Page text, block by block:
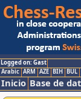
Logged on: Gast
Arabic ARM AZE BIH BUL
Inicio Base de